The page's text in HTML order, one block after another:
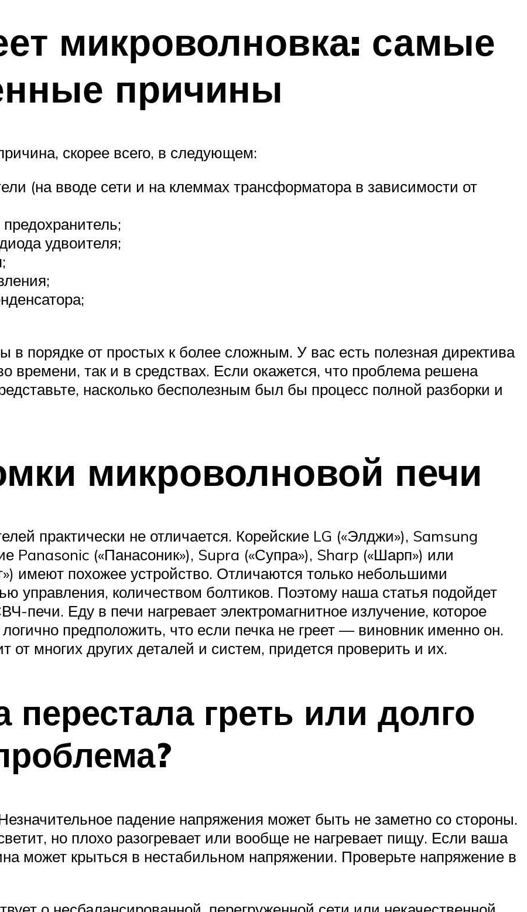
микроволновка: самые
причины
скорее всего, в следующем:
(на вводе сети и на клеммах трансформатора в зависимости от
удвоителя;
в порядке от простых к более сложным. У вас есть полезная директива
времени, так и в средствах. Если окажется, что проблема решена
насколько бесполезным был бы процесс полной разборки и
микроволновой печи
практически не отличается. Корейские LG («Элджи»), Samsung
Panasonic («Панасоник»), Supra («Супра»), Sharp («Шарп») или
имеют похожее устройство. Отличаются только небольшими
управления, количеством болтиков. Поэтому наша статья подойдет
печи. Еду в печи нагревает электромагнитное излучение, которое
предположить, что если печка не греет — виновник именно он.
от многих других деталей и систем, придется проверить и их.
греть или долго
падение напряжения может быть не заметно со стороны.
но плохо разогревает или вообще не нагревает пищу. Если ваша
может крыться в нестабильном напряжении. Проверьте напряжение в